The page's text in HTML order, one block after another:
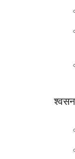
श्वसन